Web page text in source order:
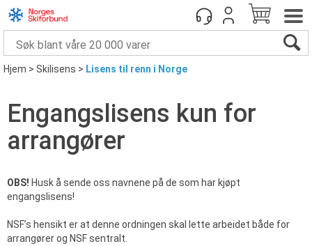
Hjem>Skilisens> Lisens til renn i Norge
Engangslisens kun for
arrangører
OBS! Husk å sende oss navnene på de som har kjøpt
engangslisens!
NSF’s hensikt er at denne ordningen skal lette arbeidet både for
arrangører og NSF sentralt.